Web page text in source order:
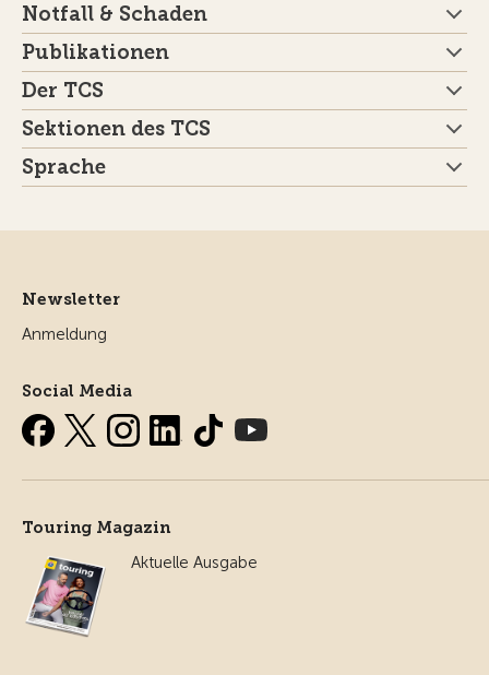
Notfall & Schaden
Publikationen
Der TCS
Sektionen des TCS
Sprache
Newsletter
Anmeldung
Social Media
Touring Magazin
Aktuelle Ausgabe